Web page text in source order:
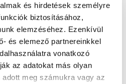
és hirdetések személyre
biztosításához,
elemzéséhez. Ezenkívül
és elemező partnereinkkel
vonatkozó
az adatokat más olyan
meg számukra vagy az
A kefék
fordulatszáma 220
ford./perc